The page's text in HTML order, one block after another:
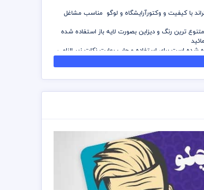
با کیفیت و وکتورآرایشگاه و لوگو مناسب مشاغل
ترین رنگ و دیزاین بصورت لایه باز استفاده شده
است برای استفاده و چاپ رعایت نکات زیر الزامی
جهت ویرایش از نرم افزار فتوشاپ استفاده
استفاده از همان لوگو به عهده خریدار می